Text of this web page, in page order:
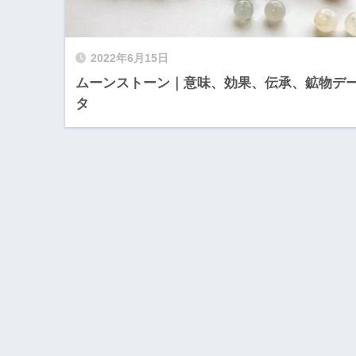
2022年6月15日
ムーンストーン｜意味、効果、伝承、鉱物デ
タ